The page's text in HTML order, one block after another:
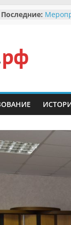
Последние:
В